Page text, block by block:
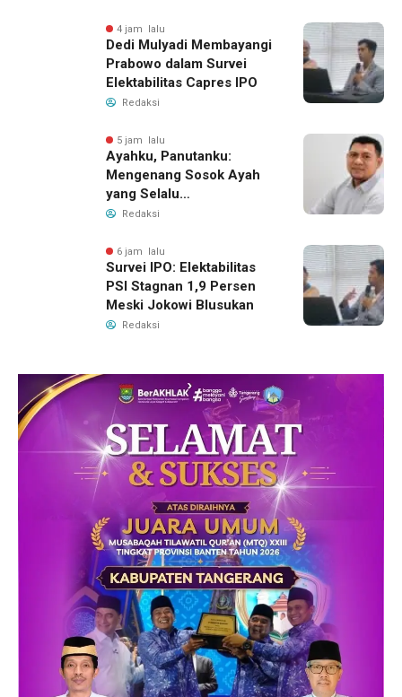
4 jam lalu
Dedi Mulyadi Membayangi
Prabowo dalam Survei
Elektabilitas Capres IPO
Redaksi
5 jam lalu
Ayahku, Panutanku:
Mengenang Sosok Ayah
yang Selalu
Membersamaiku
Redaksi
6 jam lalu
Survei IPO: Elektabilitas
PSI Stagnan 1,9 Persen
Meski Jokowi Blusukan
Redaksi